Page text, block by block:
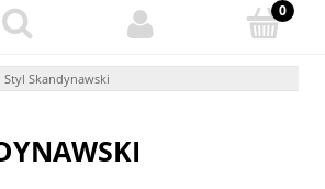
Styl Skandynawski